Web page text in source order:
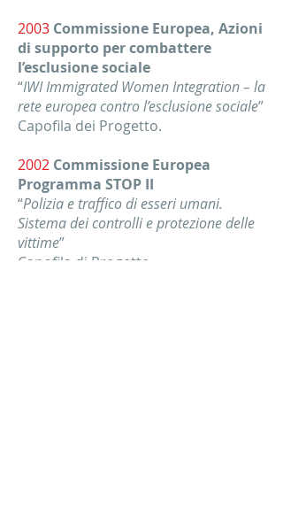
2003 Commissione Europea, Azioni
di supporto per combattere
l’esclusione sociale
“IWI Immigrated Women Integration – la
rete europea contro l’esclusione sociale”
Capofila dei Progetto.
2002 Commissione Europea
Programma STOP II
“Polizia e traffico di esseri umani.
Sistema dei controlli e protezione delle
vittime”
Capofila di Progetto.